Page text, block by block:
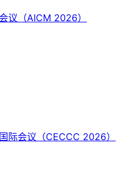
议 （AICM 2026）
际会议 （CECCC 2026）